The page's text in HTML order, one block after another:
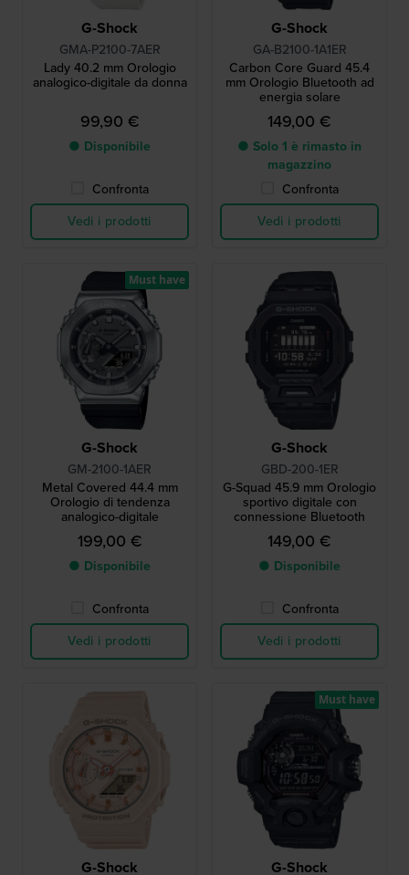
G-Shock
GMA-P2100-7AER
Lady 40.2 mm Orologio
analogico-digitale da donna
99,90 €
● Disponibile
Confronta
Vedi i prodotti
G-Shock
GA-B2100-1A1ER
Carbon Core Guard 45.4
mm Orologio Bluetooth ad
energia solare
149,00 €
● Solo 1 è rimasto in
magazzino
Confronta
Vedi i prodotti
G-Shock
GM-2100-1AER
Metal Covered 44.4 mm
Orologio di tendenza
analogico-digitale
199,00 €
● Disponibile
Confronta
Vedi i prodotti
Must have
G-Shock
GBD-200-1ER
G-Squad 45.9 mm Orologio
sportivo digitale con
connessione Bluetooth
149,00 €
● Disponibile
Confronta
Vedi i prodotti
G-Shock G-Shock
Must have